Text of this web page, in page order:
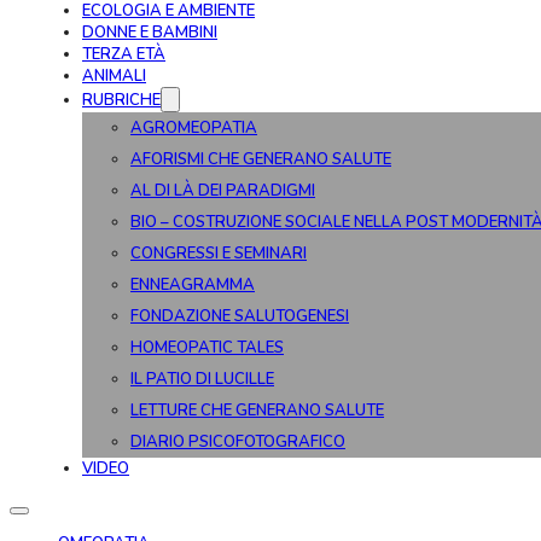
ECOLOGIA E AMBIENTE
DONNE E BAMBINI
TERZA ETÀ
ANIMALI
RUBRICHE
AGROMEOPATIA
AFORISMI CHE GENERANO SALUTE
AL DI LÀ DEI PARADIGMI
BIO – COSTRUZIONE SOCIALE NELLA POST
CONGRESSI E SEMINARI
ENNEAGRAMMA
FONDAZIONE SALUTOGENESI
HOMEOPATIC TALES
IL PATIO DI LUCILLE
LETTURE CHE GENERANO SALUTE
DIARIO PSICOFOTOGRAFICO
VIDEO